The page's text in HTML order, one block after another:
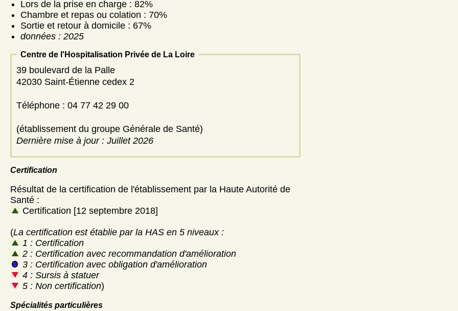
Lors de la prise en charge : 82%
Chambre et repas ou colation : 70%
Sortie et retour à domicile : 67%
données : 2025
Centre de l'Hospitalisation Privée de La Loire
39 boulevard de la Palle
42030 Saint-Étienne cedex 2
Téléphone : 04 77 42 29 00
(établissement du groupe Générale de Santé)
Dernière mise à jour : Juillet 2026
Certification
Résultat de la certification de l'établissement par la Haute Autorité de
Santé :
Certification [12 septembre 2018]
(La certification est établie par la HAS en 5 niveaux :
1 : Certification
2 : Certification avec recommandation d'amélioration
3 : Certification avec obligation d'amélioration
4 : Sursis à statuer
5 : Non certification)
Spécialités particulières